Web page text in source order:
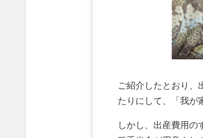
ご紹介したとおり、
たりにして、「我が
しかし、出産費用